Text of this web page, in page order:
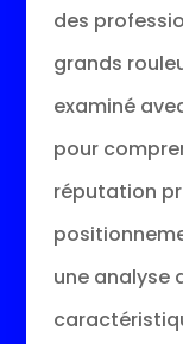
des
grands
examiné
pour
réputation
une analyse